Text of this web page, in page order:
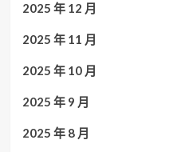
2025 年 12 月
2025 年 11 月
2025 年 10 月
2025 年 9 月
2025 年 8 月